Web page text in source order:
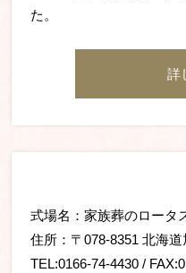
た。
詳
式場名：家族葬のロータ
住所：〒078-8351 北海
TEL:0166-74-4430 /